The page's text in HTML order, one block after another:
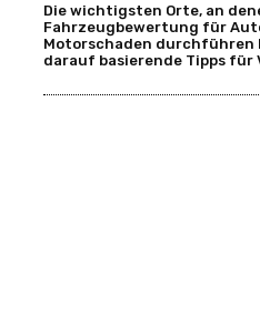
Die wichtigsten Orte, an
Fahrzeugbewertung für
Motorschaden durchführen
darauf basierende Tipps für